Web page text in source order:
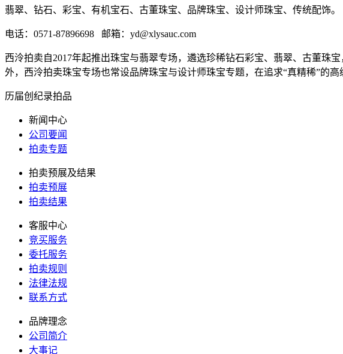
翡翠、钻石、彩宝、有机宝石、古董珠宝、品牌珠宝、设计师珠宝、传统配饰。
电话：0571-87896698 邮箱：yd@xlysauc.com
西泠拍卖自2017年起推出珠宝与翡翠专场，遴选珍稀钻石彩宝、翡翠、古董珠
外，西泠拍卖珠宝专场也常设品牌珠宝与设计师珠宝专题，在追求“真精稀”的
历届创纪录拍品
新闻中心
公司要闻
拍卖专题
拍卖预展及结果
拍卖预展
拍卖结果
客服中心
竞买服务
委托服务
拍卖规则
法律法规
联系方式
品牌理念
公司简介
大事记